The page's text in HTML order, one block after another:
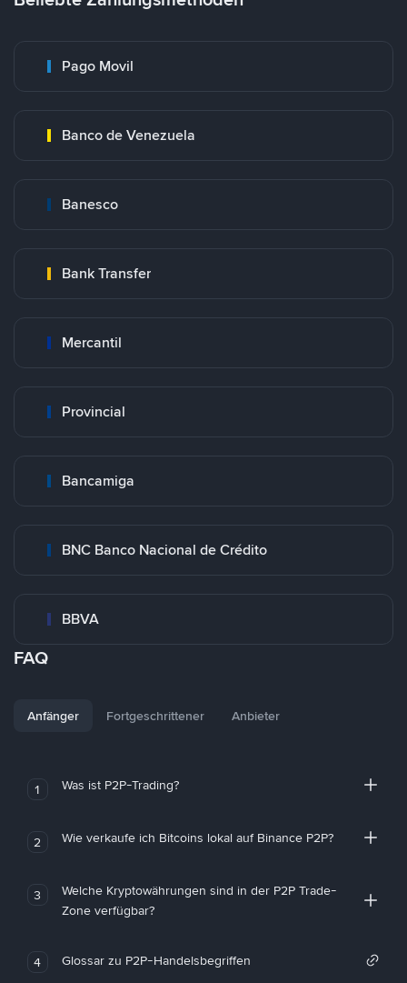
Pago Movil
Banco de Venezuela
Banesco
Bank Transfer
Mercantil
Provincial
Bancamiga
BNC Banco Nacional de Crédito
BBVA
FAQ
Anfänger Fortgeschrittener Anbieter
1 Was ist P2P-Trading?
2 Wie verkaufe ich Bitcoins lokal auf Binance P2P?
3
Welche Kryptowährungen sind in der P2P Trade-
Zone verfügbar?
4 Glossar zu P2P-Handelsbegriffen